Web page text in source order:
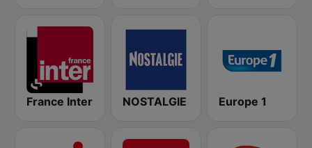
France Inter NOSTALGIE Europe 1